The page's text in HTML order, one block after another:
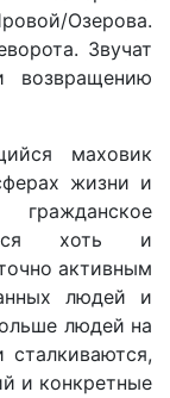
Озерова.
Звучат
маховик
жизни и
хоть и
активным
людей и
людей на
и конкретные